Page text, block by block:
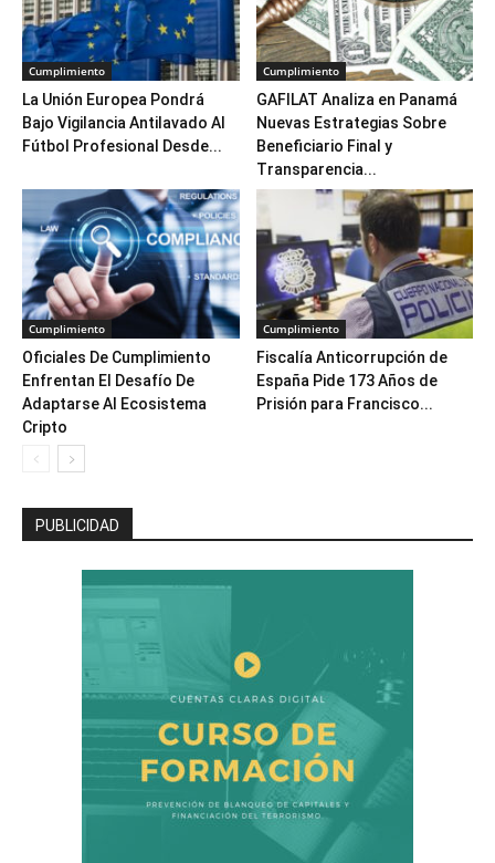
Cumplimiento
La Unión Europea Pondrá
Bajo Vigilancia Antilavado Al
Fútbol Profesional Desde...
Cumplimiento
GAFILAT Analiza en Panamá
Nuevas Estrategias Sobre
Beneficiario Final y
Transparencia...
Cumplimiento
Oficiales De Cumplimiento
Enfrentan El Desafío De
Adaptarse Al Ecosistema
Cripto
Cumplimiento
Fiscalía Anticorrupción de
España Pide 173 Años de
Prisión para Francisco...
PUBLICIDAD